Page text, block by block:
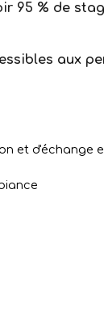
95 % de
aux
et d'échange